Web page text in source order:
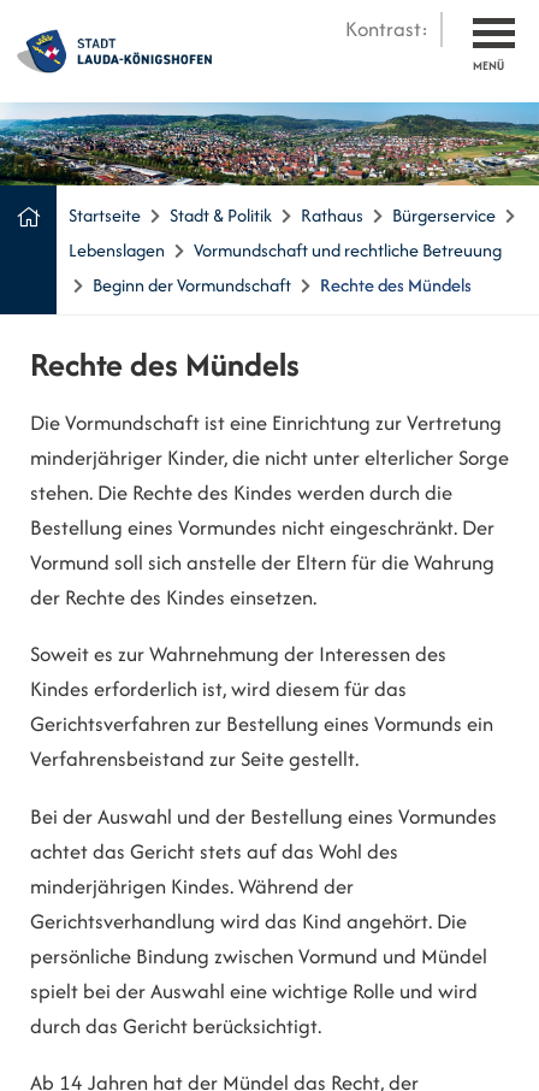
Kontrast:
MENÜ
Startseite Stadt & Politik Rathaus
Bürgerservice
Lebenslagen
Vormundschaft und rechtliche Betreuung
Beginn der Vormundschaft
Rechte des Mündels
Rechte des Mündels
Die Vormundschaft ist eine Einrichtung zur Vertretung
minderjähriger Kinder, die nicht unter elterlicher Sorge
stehen. Die Rechte des Kindes werden durch die
Bestellung eines Vormundes nicht eingeschränkt. Der
Vormund soll sich anstelle der Eltern für die Wahrung
der Rechte des Kindes einsetzen.
Soweit es zur Wahrnehmung der Interessen des
Kindes erforderlich ist, wird diesem für das
Gerichtsverfahren zur Bestellung eines Vormunds ein
Verfahrensbeistand zur Seite gestellt.
Bei der Auswahl und der Bestellung eines Vormundes
achtet das Gericht stets auf das Wohl des
minderjährigen Kindes. Während der
Gerichtsverhandlung wird das Kind angehört. Die
persönliche Bindung zwischen Vormund und Mündel
spielt bei der Auswahl eine wichtige Rolle und wird
durch das Gericht berücksichtigt.
Ab 14 Jahren hat der Mündel das Recht, der